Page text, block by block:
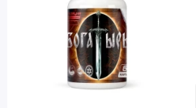
Фосфолипиды
Витамины